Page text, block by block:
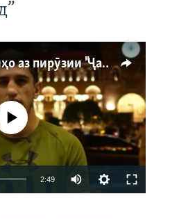
Ҳаводории арманиҳо аз пирӯзии "Ҷаллод"-и тоҷик
намекунад
2:49